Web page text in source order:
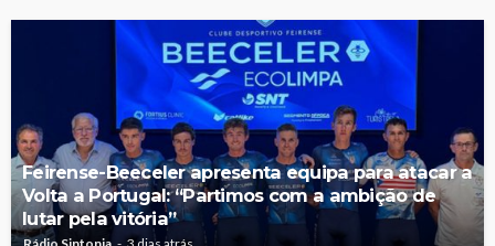
Feirense-Beeceler apresenta equipa para atacar a
Volta a Portugal: “Partimos com a ambição de
lutar pela vitória”